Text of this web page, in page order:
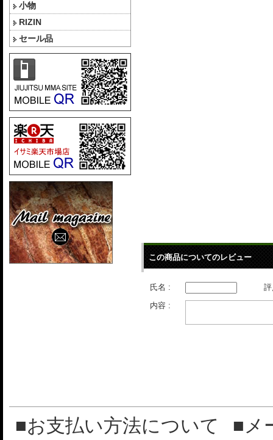
小物
RIZIN
セール品
この商品についてのレビュー
氏名 :
内容 :
■お支払い方法について
■メ